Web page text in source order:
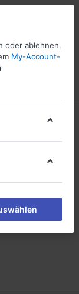
oder ablehnen.
My-Account-